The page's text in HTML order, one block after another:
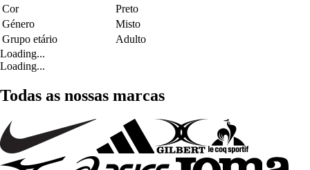
Cor
Preto
Género
Misto
Grupo etário
Adulto
Loading...
Loading...
Todas as nossas marcas